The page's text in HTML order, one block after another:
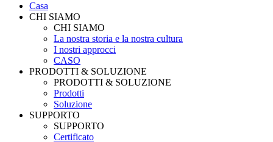
Casa
CHI SIAMO
CHI SIAMO
La nostra storia e la nostra cultura
I nostri approcci
CASO
PRODOTTI & SOLUZIONE
PRODOTTI & SOLUZIONE
Prodotti
Soluzione
SUPPORTO
SUPPORTO
Certificato